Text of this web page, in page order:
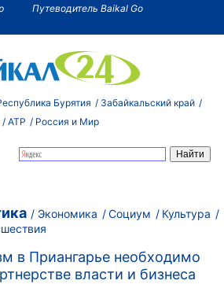
Путеводитель Baikal Go
Бурятия
Забайкальский край
АТР Россия и Мир
Экономика Социум
Культура
в Приангарье необходимо
власти и бизнеса